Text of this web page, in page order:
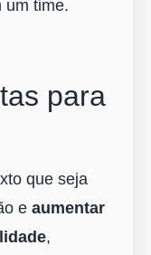
um time.
para
que seja
e aumentar
,